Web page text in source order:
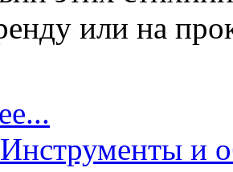
или на
Инструменты и